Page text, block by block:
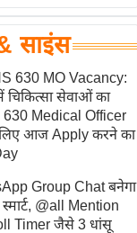
साइंस
630 MO Vacancy:
चिकित्सा सेवाओं का
630 Medical Officer
आज Apply करने का
Group Chat बनेगा
@all Mention
Timer जैसे 3 धांसू